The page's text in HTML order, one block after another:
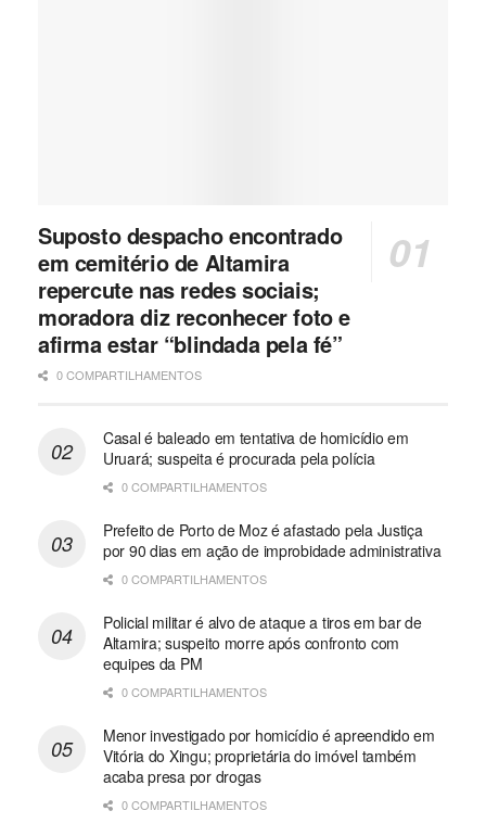
Suposto despacho encontrado
em cemitério de Altamira
repercute nas redes sociais;
moradora diz reconhecer foto e
afirma estar “blindada pela fé”
0 COMPARTILHAMENTOS
Casal é baleado em tentativa de homicídio em
Uruará; suspeita é procurada pela polícia
0 COMPARTILHAMENTOS
Prefeito de Porto de Moz é afastado pela Justiça
por 90 dias em ação de improbidade administrativa
0 COMPARTILHAMENTOS
Policial militar é alvo de ataque a tiros em bar de
Altamira; suspeito morre após confronto com
equipes da PM
0 COMPARTILHAMENTOS
Menor investigado por homicídio é apreendido em
Vitória do Xingu; proprietária do imóvel também
acaba presa por drogas
0 COMPARTILHAMENTOS